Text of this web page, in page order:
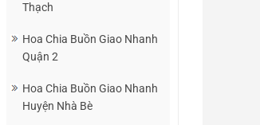
Thạch
Hoa Chia Buồn Giao Nhanh
Quận 2
Hoa Chia Buồn Giao Nhanh
Huyện Nhà Bè